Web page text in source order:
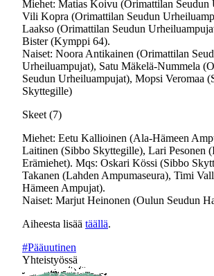
Miehet: Matias Koivu (Orimattilan Seudun
Vili Kopra (Orimattilan Seudun
Laakso (Orimattilan Seudun
Bister (Kymppi 64).
Naiset: Noora Antikainen (Orimattilan
Urheiluampujat), Satu Mäkelä-Nummela
Seudun Urheiluampujat), Mopsi Veromaa
Skyttegille)
Skeet (7)
Miehet: Eetu Kallioinen (Ala-Hämeen
Laitinen (Sibbo Skyttegille), Lari Pesonen
Erämiehet). Mqs: Oskari Kössi (Sibbo
Takanen (Lahden Ampumaseura), Timi
Hämeen Ampujat).
Naiset: Marjut Heinonen (Oulun Seudun
Aiheesta lisää täällä.
#Pääuutinen
Yhteistyössä